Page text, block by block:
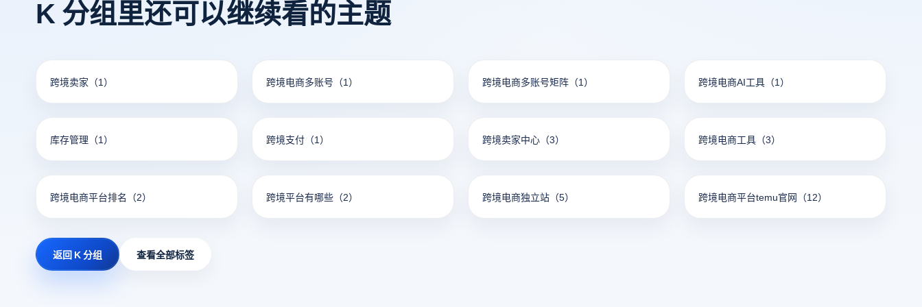
K 分组里还可以继续看的主题
跨境卖家 （1） 跨境电商多账号 （1） 跨境电商多账号矩阵 （1） 跨境电商AI工具 （1）
库存管理 （1） 跨境支付 （1） 跨境卖家中心 （3） 跨境电商工具 （3）
跨境电商平台排名 （2） 跨境平台有哪些 （2） 跨境电商独立站 （5） 跨境电商平台temu官网 （12）
返回 K 分组 查看全部标签